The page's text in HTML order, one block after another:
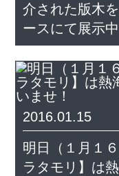
介された版木
ースにて展示中
2016.01.15
明日（１月１
ラタモリ】は